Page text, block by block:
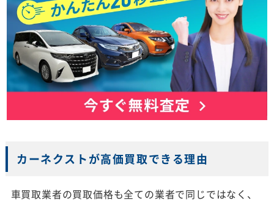
カーネクストが高価買取できる理由
車買取業者の買取価格も全ての業者で同じではなく、